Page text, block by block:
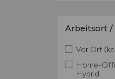
Arbeitsort /
Vor Ort
Home-
Hybrid